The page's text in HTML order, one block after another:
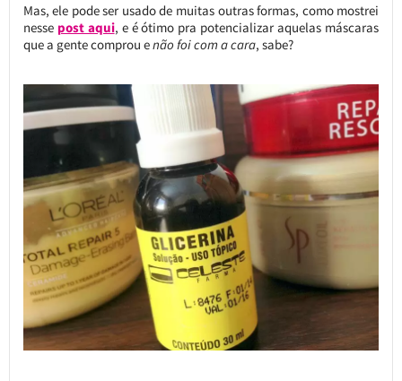
Mas, ele pode ser usado de muitas outras formas, como mostrei
nesse post aqui, e é ótimo pra potencializar aquelas máscaras
que a gente comprou enão foi com a cara, sabe?